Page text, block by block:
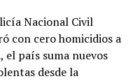
Nacional Civil
con cero homicidios a
el país suma nuevos
desde la